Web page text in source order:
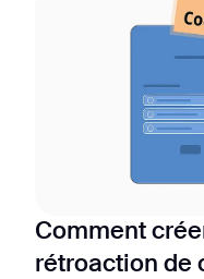
Comment
rétroaction de